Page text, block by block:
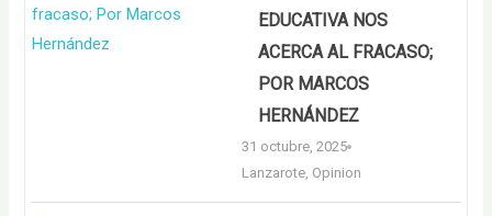
EDUCATIVA NOS
ACERCA AL FRACASO;
POR MARCOS
HERNÁNDEZ
31 octubre, 2025
Lanzarote Opinion